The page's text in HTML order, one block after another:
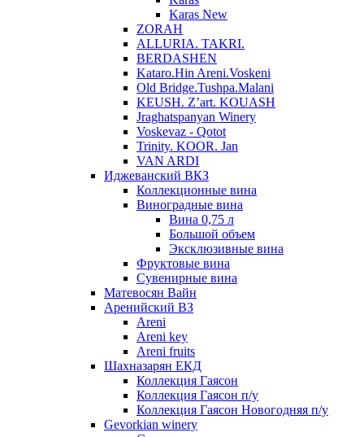
Karas New
ZORAH
ALLURIA. TAKRI.
BERDASHEN
Kataro.Hin Areni.Voskeni
Old Bridge.Tushpa.Malani
KEUSH. Z’art. KOUASH
Jraghatspanyan Winery
Voskevaz - Qotot
Trinity. KOOR. Jan
VAN ARDI
Иджеванский ВКЗ
Коллекционные вина
Виноградные вина
Вина 0,75 л
Большой объем
Эксклюзивные вина
Фруктовые вина
Cувенирные вина
Матевосян Вайн
Аренийский ВЗ
Areni
Areni key
Areni fruits
Шахназарян ЕКД
Коллекция Гаясон
Коллекция Гаясон п/у
Коллекция Гаясон Новогодняя п/у
Gevorkian winery